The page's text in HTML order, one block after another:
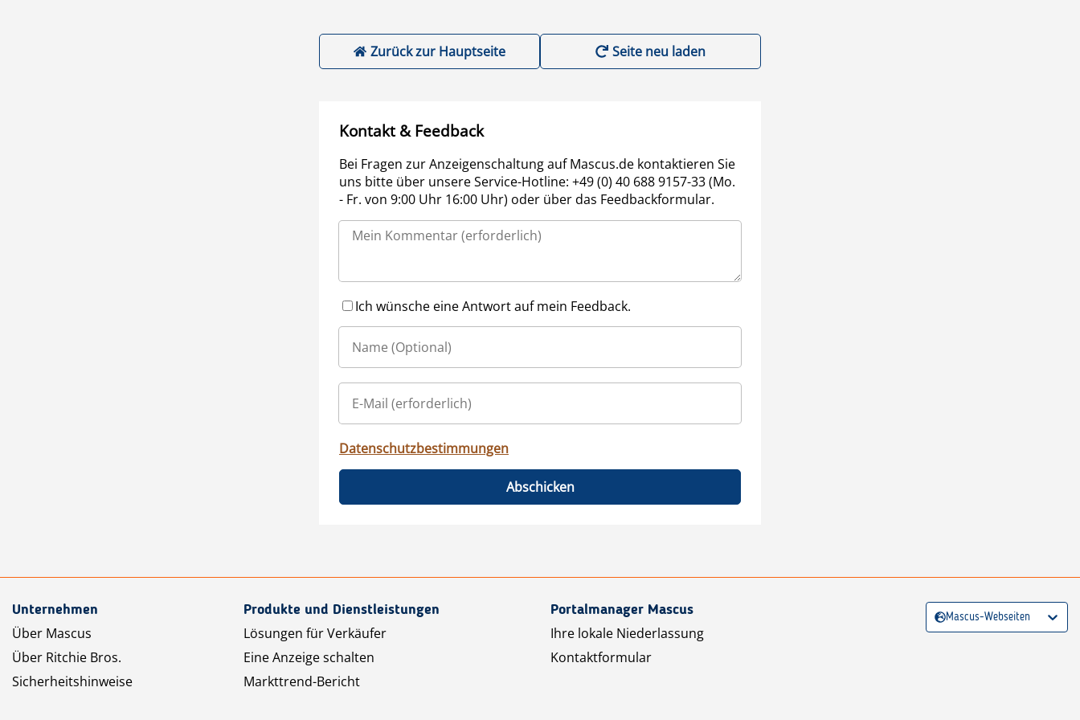
Zurück zur Hauptseite Seite neu laden
Kontakt & Feedback
Bei Fragen zur Anzeigenschaltung auf Mascus.de kontaktieren Sie
uns bitte über unsere Service-Hotline: +49 (0) 40 688 9157-33 (Mo.
- Fr. von 9:00 Uhr 16:00 Uhr) oder über das Feedbackformular.
Ich wünsche eine Antwort auf mein Feedback.
Datenschutzbestimmungen
Abschicken
Unternehmen
Über Mascus
Über Ritchie Bros.
Sicherheitshinweise
Produkte und Dienstleistungen
Lösungen für Verkäufer
Eine Anzeige schalten
Markttrend-Bericht
Portalmanager Mascus
Ihre lokale Niederlassung
Kontaktformular
Mascus-Webseiten